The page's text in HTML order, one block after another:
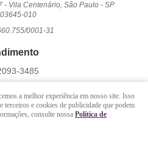
- Vila Centenário, São Paulo- SP
010
0001-31
3485
hrs / Sáb - 09 hrs às 13 hrs.
a melhor experiência em nosso site. Isso
terceiros e cookies de publicidade que podem
consulte nossa Política de